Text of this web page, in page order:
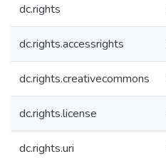
dc.rights
dc.rights.accessrights
dc.rights.creativecommons
dc.rights.license
dc.rights.uri